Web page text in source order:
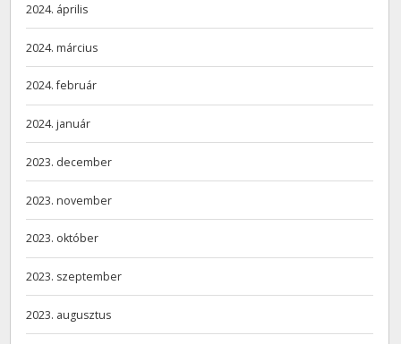
2024. április
2024. március
2024. február
2024. január
2023. december
2023. november
2023. október
2023. szeptember
2023. augusztus